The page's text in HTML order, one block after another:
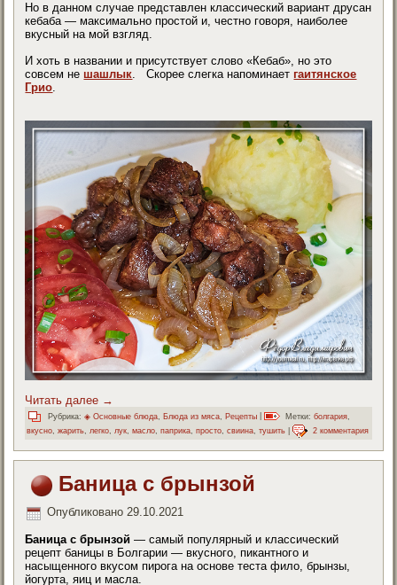
Но в данном случае представлен классический вариант друсан
кебаба — максимально простой и, честно говоря, наиболее
вкусный на мой взгляд.
И хоть в названии и присутствует слово «Кебаб», но это
совсем не шашлык. Скорее слегка напоминает гаитянское
Грио.
Читать далее →
Рубрика: ◈ Основные блюда Блюда из мяса Рецепты Метки: болгария
вкусно,жарить,легко,лук,масло,паприка,просто,свиина,тушить | 2 комментария
Баница с брынзой
Опубликовано 29.10.2021
Баница с брынзой — самый популярный и классический
рецепт баницы в Болгарии — вкусного, пикантного и
насыщенного вкусом пирога на основе теста фило, брынзы,
йогурта, яиц и масла.